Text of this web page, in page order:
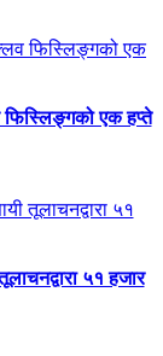
एक हप्ते
५१ हजार